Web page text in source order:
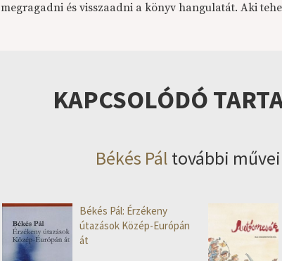
megragadni és visszaadni a könyv hangulatát. Aki
KAPCSOLÓDÓ
Békés Pál további művei
Békés Pál: Érzékeny
útazások Közép-Európán
át